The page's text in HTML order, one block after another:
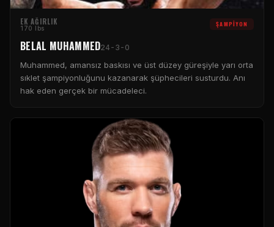
EK AĞIRLIK
170 lbs ŞAMPIYON
BELAL MUHAMMED24-3-0
Muhammed, amansız baskısı ve üst düzey güreşiyle yarı orta
sıklet şampiyonluğunu kazanarak şüphecileri susturdu. Anı
hak eden gerçek bir mücadeleci.